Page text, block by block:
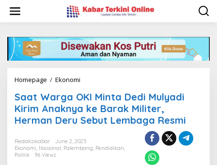
i
Homepage / Ekonomi
a
t
W
a
g
a
Saat Warga OKI Minta Dedi Mulyadi
Kirim Anaknya ke Barak Militer,
Herman Deru Sebut Lembaga Resmi
Redaksikabar
June 2, 2025
Ekonomi, Nasional, Palembang, Pendidikan,
Politik
96 Views